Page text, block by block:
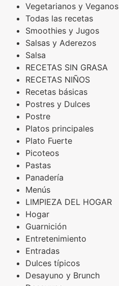
Vegetarianos y Veganos
Todas las recetas
Smoothies y Jugos
Salsas y Aderezos
Salsa
RECETAS SIN GRASA
RECETAS NIÑOS
Recetas básicas
Postres y Dulces
Postre
Platos principales
Plato Fuerte
Picoteos
Pastas
Panadería
Menús
LIMPIEZA DEL HOGAR
Hogar
Guarnición
Entretenimiento
Entradas
Dulces típicos
Desayuno y Brunch